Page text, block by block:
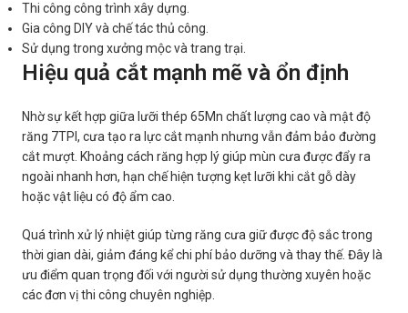
Thi công công trình xây dựng.
Gia công DIY và chế tác thủ công.
Sử dụng trong xưởng mộc và trang trại.
Hiệu quả cắt mạnh mẽ và ổn định
Nhờ sự kết hợp giữa lưỡi thép 65Mn chất lượng cao và mật độ
răng 7TPI, cưa tạo ra lực cắt mạnh nhưng vẫn đảm bảo đường
cắt mượt. Khoảng cách răng hợp lý giúp mùn cưa được đẩy ra
ngoài nhanh hơn, hạn chế hiện tượng kẹt lưỡi khi cắt gỗ dày
hoặc vật liệu có độ ẩm cao.
Quá trình xử lý nhiệt giúp từng răng cưa giữ được độ sắc trong
thời gian dài, giảm đáng kể chi phí bảo dưỡng và thay thế. Đây là
ưu điểm quan trọng đối với người sử dụng thường xuyên hoặc
các đơn vị thi công chuyên nghiệp.